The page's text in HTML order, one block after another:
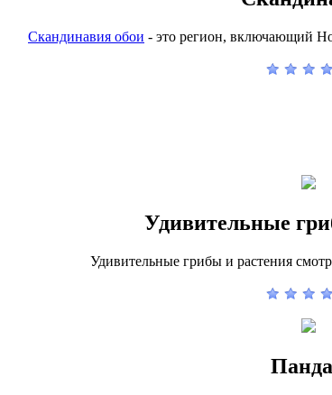
Скандинавия обои - это регион, включающий
Удивительные
Удивительные грибы и растения